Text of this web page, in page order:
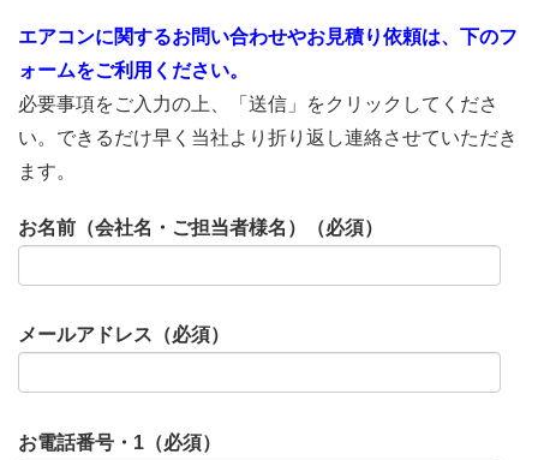
エアコンに関するお問い合わせやお見積り依頼は、下のフ
ォームをご利用ください。
必要事項をご入力の上、「送信」をクリックしてくださ
い。できるだけ早く当社より折り返し連絡させていただき
ます。
お名前（会社名・ご担当者様名）（必須）
メールアドレス（必須）
お電話番号・1（必須）